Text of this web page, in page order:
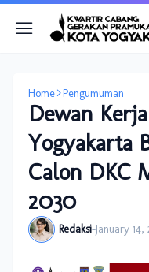
Home Pengumuman
Dewan
Yogyakarta
Calon DKC
2030
Redaksi-January 14,